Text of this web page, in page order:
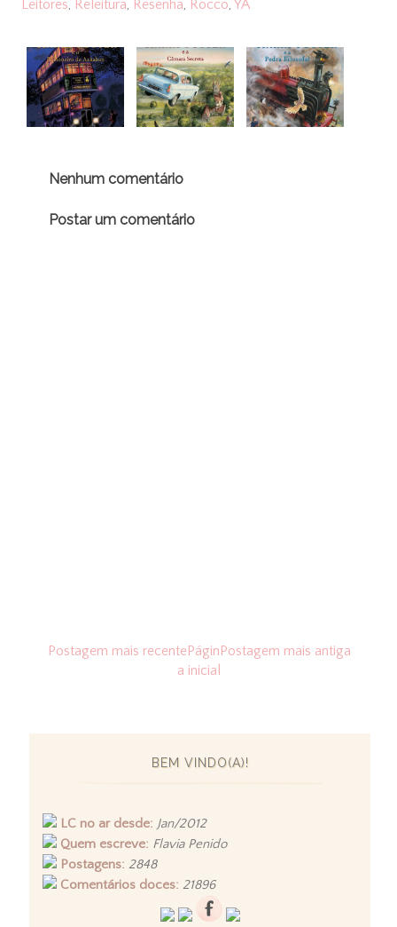
Leitores, Releitura, Resenha, Rocco, YA
Nenhum comentário
Postar um comentário
Postagem mais recente Postagem mais antiga
Págin
a inicial
BEM VINDO(A)!
LC no ar desde: Jan/2012
Quem escreve: Flavia Penido
Postagens: 2848
Comentários doces: 21896